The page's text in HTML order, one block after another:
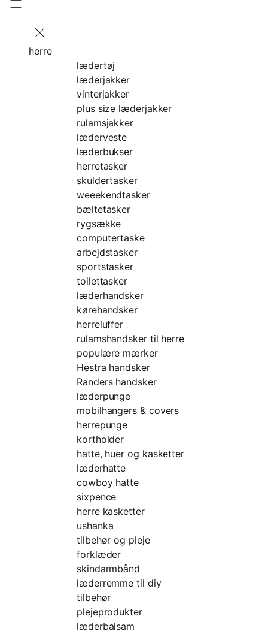
herre
lædertøj
læderjakker
vinterjakker
plus size læderjakker
rulamsjakker
læderveste
læderbukser
herretasker
skuldertasker
weeekendtasker
bæltetasker
rygsække
computertaske
arbejdstasker
sportstasker
toilettasker
læderhandsker
kørehandsker
herreluffer
rulamshandsker til herre
populære mærker
Hestra handsker
Randers handsker
læderpunge
mobilhangers & covers
herrepunge
kortholder
hatte, huer og kasketter
læderhatte
cowboy hatte
sixpence
herre kasketter
ushanka
tilbehør og pleje
forklæder
skindarmbånd
læderremme til diy
tilbehør
plejeprodukter
læderbalsam